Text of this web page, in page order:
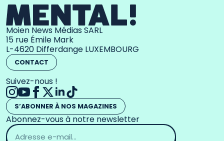
Moien News Médias SARL
15 rue Émile Mark
L-4620 Differdange LUXEMBOURG
CONTACT
Suivez-nous !
S’ABONNER À NOS MAGAZINES
Abonnez-vous à notre newsletter
Adresse
email